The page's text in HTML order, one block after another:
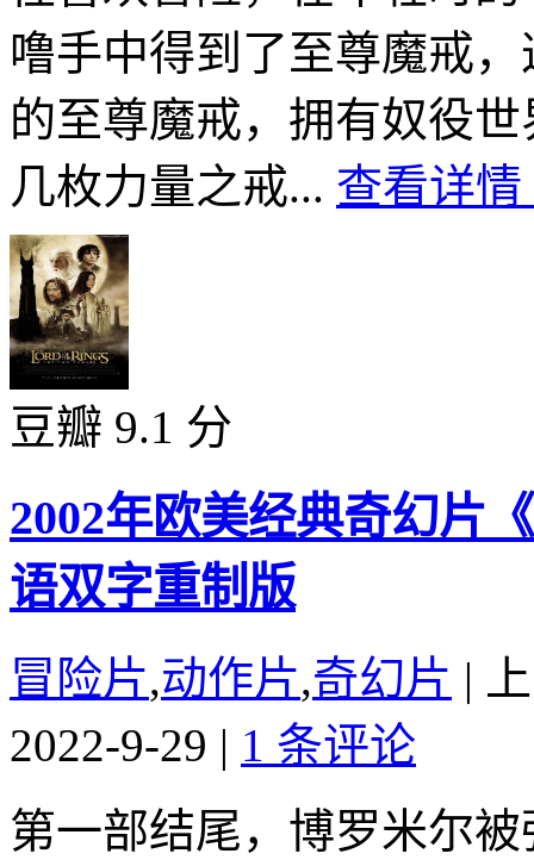
噜手中得到了至尊魔戒
的至尊魔戒，拥有奴役
几枚力量之戒... 查看详情
豆瓣 9.1 分
2002年欧美经典奇幻片
语双字重制版
冒险片,动作片,奇幻片 |
2022-9-29 | 1 条评论
第一部结尾，博罗米尔